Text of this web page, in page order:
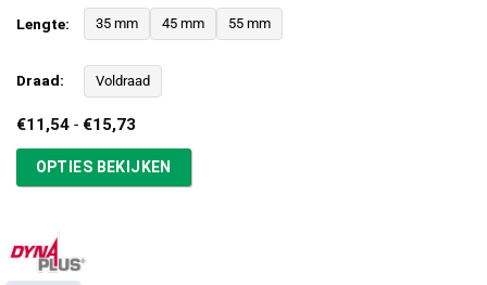
Lengte: 35 mm 45 mm 55 mm
Draad: Voldraad
€11,54 - €15,73Prijsklasse:
tot
€15,73
OPTIES BEKIJKEN